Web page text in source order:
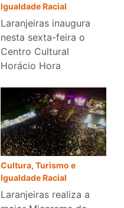
Igualdade Racial
Laranjeiras inaugura
nesta sexta-feira o
Centro Cultural
Horácio Hora
Cultura, Turismo e
Igualdade Racial
Laranjeiras realiza a